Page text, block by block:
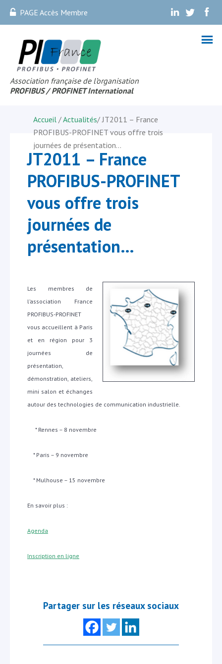
PAGE Accès Membre . . .
Association française de l’organisation
PROFIBUS / PROFINET International
Accueil /Actualités/JT2011 – France
PROFIBUS-PROFINET vous offre trois
journées de présentation…
JT2011 – France
PROFIBUS-PROFINET
vous offre trois
journées de
présentation…
Les membres de
l’association France
PROFIBUS-PROFINET
vous accueillent à Paris
et en région pour 3
journées de
présentation,
démonstration, ateliers,
mini salon et échanges
autour des technologies de communication industrielle.
* Rennes – 8 novembre
* Paris – 9 novembre
* Mulhouse – 15 novembre
En savoir plus :
Agenda
Inscription en ligne
Partager sur les réseaux sociaux